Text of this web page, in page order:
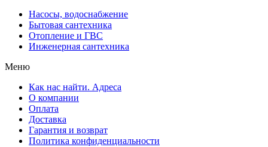
Насосы, водоснабжение
Бытовая сантехника
Отопление и ГВС
Инженерная сантехника
Меню
Как нас найти. Адреса
О компании
Оплата
Доставка
Гарантия и возврат
Политика конфиденциальности